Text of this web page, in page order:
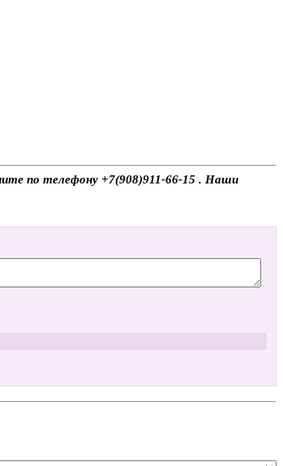
по телефону +7(908)911-66-15 . Наши